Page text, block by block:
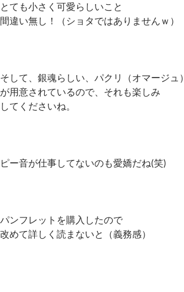
とても小さく可愛らしいこと
間違い無し！（ショタではありませんｗ）
そして、銀魂らしい、パクリ（オマージュ）
が用意されているので、それも楽しみ
してくださいね。
ピー音が仕事してないのも愛嬌だね(笑)
パンフレットを購入したので
改めて詳しく読まないと（義務感）